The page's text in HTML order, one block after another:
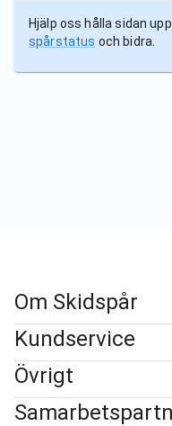
Hjälp oss hålla sidan
spårstatus och bidra.
Om Skidspår
Kundservice
Övrigt